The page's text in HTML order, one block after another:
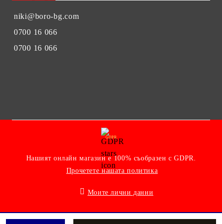
niki@boro-bg.com
0700 16 066
0700 16 066
GDPR
Нашият онлайн магазин е 100% съобразен с GDPR.
Прочетете нашата политика
Моите лични данни